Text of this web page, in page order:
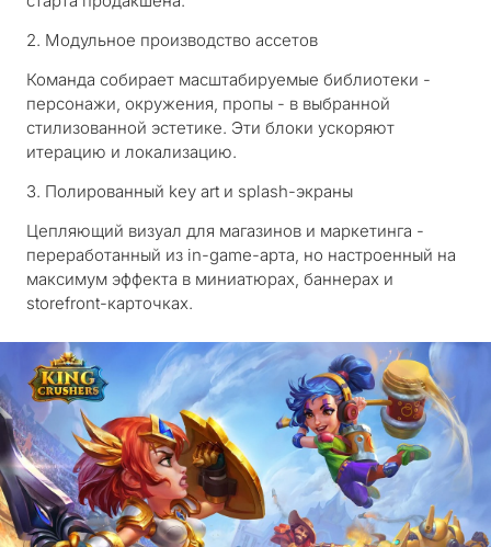
2. Модульное производство ассетов
Команда собирает масштабируемые библиотеки -
персонажи, окружения, пропы - в выбранной
стилизованной эстетике. Эти блоки ускоряют
итерацию и локализацию.
3. Полированный key art и splash-экраны
Цепляющий визуал для магазинов и маркетинга -
переработанный из in-game-арта, но настроенный на
максимум эффекта в миниатюрах, баннерах и
storefront-карточках.